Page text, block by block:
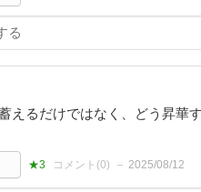
えるだけではなく、どう昇華
★3 コメント(0) 2025/08/12